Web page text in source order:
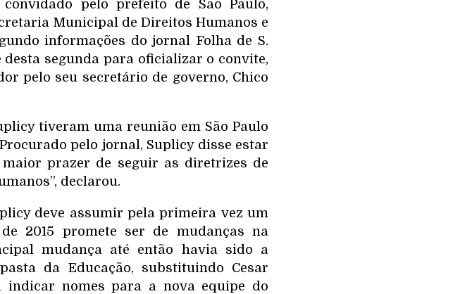
pelo prefeito de São Paulo,
Municipal de Direitos Humanos e
informações do jornal Folha de S.
segunda para oficializar o convite,
pelo seu secretário de governo, Chico
tiveram uma reunião em São Paulo
pelo jornal, Suplicy disse estar
maior prazer de seguir as diretrizes de
declarou.
deve assumir pela primeira vez um
2015 promete ser de mudanças na
mudança até então havia sido a
da Educação, substituindo Cesar
indicar nomes para a nova equipe do